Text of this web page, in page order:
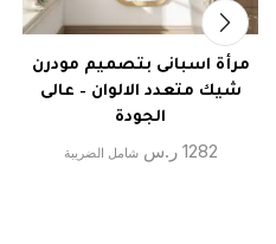
مرأة اسبانى بتصميم مودرن
شيك متعدد الالوان – عالى
الجودة
1282 ر.س شامل الضريبة